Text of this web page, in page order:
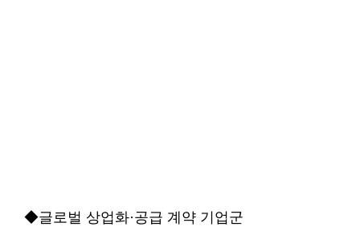
◆글로벌 상업화·공급 계약 기업군